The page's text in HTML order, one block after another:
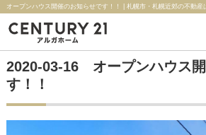
オープンハウス開催のお知らせです！！ | 札幌市・札幌近郊の不動産
2020-03-16 オープンハウス
す！！